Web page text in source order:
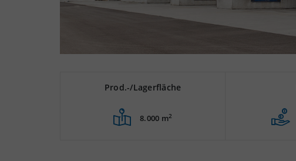
Prod.-/Lagerfläche
8.000 m2